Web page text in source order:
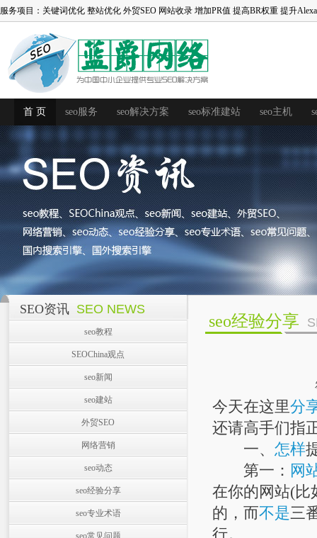
服务项目： 关键词优化 整站优化 外贸SEO 网站收录 增加PR值 提高BR权重 提升
首 页 seo服务 seo解决方案 seo标准建站 seo主机
SEO资讯 SEO NEWS
seo教程
SEOChina观点
seo新闻
seo建站
外贸SEO
网络营销
seo动态
seo经验分享
seo专业术语
seo常见问题
seo经验分享
今天在这里分
还请高手们指
一、 怎样
第一： 网
在你的网站(比
的，而不是三
行。